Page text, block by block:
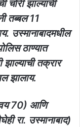
चोरी झाल्याची
तब्बल 11
उस्मानाबादमधील
ठाण्यात
तक्रार
झालाय.
70) आणि
रा. उस्मानाबाद)